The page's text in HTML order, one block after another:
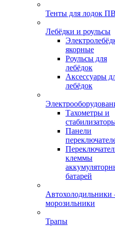
Тенты для лодок
Лебёдки и роульсы
якорные
Роульсы для
лебёдок
Аксессуары
лебёдок
Тахометры и
Панели
клеммы
батарей
морозильники
Трапы